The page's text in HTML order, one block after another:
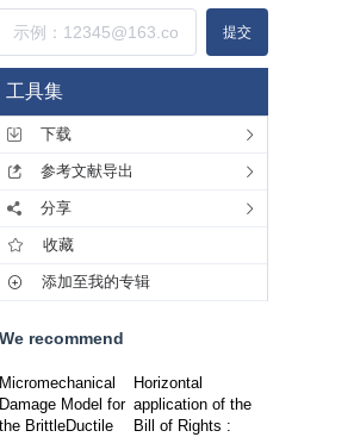
提交
工具集
下载
参考文献导出
分享
收藏
添加至我的专辑
We recommend
Micromechanical
Damage Model for
the BrittleDuctile
Horizontal
application of the
Bill of Rights :